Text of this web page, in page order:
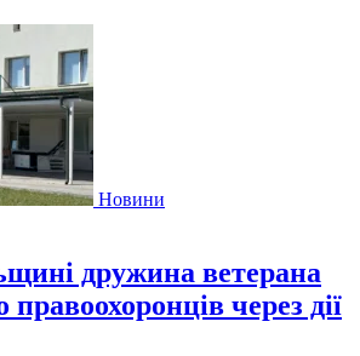
Новини
дружина ветерана
правоохоронців через дії